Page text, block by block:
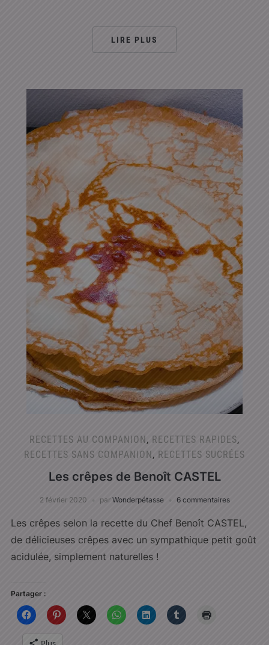
LIRE PLUS
RECETTES AU COMPANION, RECETTES RAPIDES,
RECETTES SANS COMPANION, RECETTES SUCRÉES
Les crêpes de Benoît CASTEL
2 février 2020 par Wonderpétasse 6 commentaires
Les crêpes selon la recette du Chef Benoît CASTEL,
de délicieuses crêpes avec un sympathique petit goût
acidulée, simplement naturelles !
Partager :